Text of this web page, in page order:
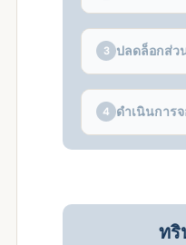
3 ปลดล็อกส่ว
4 ดำเนินการ
ทริ